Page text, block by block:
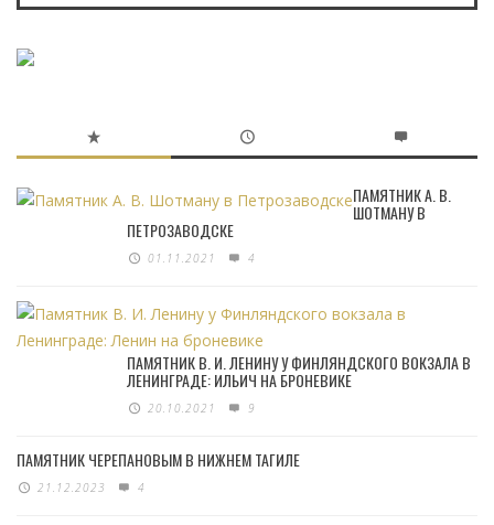
ПАМЯТНИК А. В.
ШОТМАНУ В
ПЕТРОЗАВОДСКЕ
01.11.2021 4
ПАМЯТНИК В. И. ЛЕНИНУ У ФИНЛЯНДСКОГО ВОКЗАЛА В
ЛЕНИНГРАДЕ: ИЛЬИЧ НА БРОНЕВИКЕ
20.10.2021 9
ПАМЯТНИК ЧЕРЕПАНОВЫМ В НИЖНЕМ ТАГИЛЕ
21.12.2023 4